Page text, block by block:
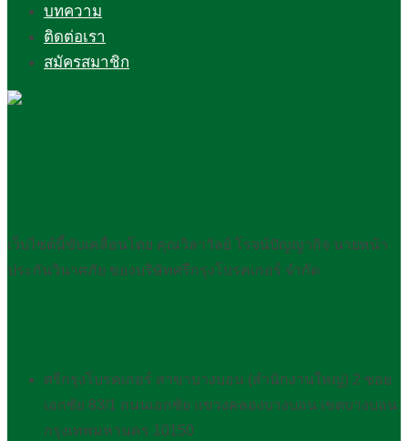
บทความ
ติดต่อเรา
สมัครสมาชิก
เว็บไซต์นี้ขับเคลื่อนโดย คุณวิลาวัลย์ โรจน์ปัญญากิจ นายหน้า
ประกันวินาศภัย ของบริษัทศรีกรุงโบรคเกอร์ จำกัด
ศรีกรุงโบรคเกอร์ สาขาบางบอน (สำนักงานใหญ่) 2 ซอย
เอกชัย 83/1 ถนนเอกชัย แขวงคลองบางบอน เขตบางบอน
กรุงเทพมหานคร 10150